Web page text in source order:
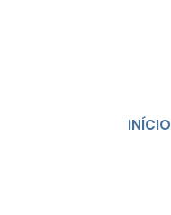
INÍCIO